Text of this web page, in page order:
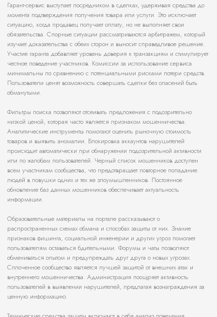
Гарант-сервис выступает посредником в сделках, удерживая средства до
момента подтверждения получения товара или услуги. Это исключает
ситуацию, когда продавец получает оплату, но не выполняет свои
обязательства. Спорные ситуации рассматриваются арбитражем, который
изучает доказательства с обеих сторон и выносит справедливое решение.
Участие гаранта добавляет уровень доверия к транзакциям и стимулирует
честное поведение участников. Комиссии за использование сервиса
минимальны по сравнению с потенциальными рисками потери средств.
Пользователи ценят возможность совершать сделки без опасений быть
обманутыми.
Фильтры поиска позволяют отсеивать предложения с подозрительно
низкой ценой, которая часто является признаком мошенничества.
Аналитические инструменты помогают оценить рыночную стоимость
товаров и выявить аномалии. Блокировка аккаунтов нарушителей
происходит автоматически при обнаружении подозрительной активности
или по жалобам пользователей. Черный список мошенников доступен
всем участникам сообщества, что предотвращает повторное попадание
людей в ловушки одних и тех же злоумышленников. Постоянное
обновление баз данных мошенников обеспечивает актуальность
информации.
Образовательные материалы на портале рассказывают о
распространенных схемах обмана и способах защиты от них. Знание
признаков фишинга, социальной инженерии и других угроз помогает
пользователям оставаться бдительными. Форумы и чаты позволяют
обмениваться опытом и предупреждать друг друга о новых угрозах.
Сплоченное сообщество является лучшей защитой от внешних атак и
внутреннего мошенничества. Администрация поощряет активность
пользователей в выявлении нарушителей, предлагая вознаграждения за
ценную информацию.